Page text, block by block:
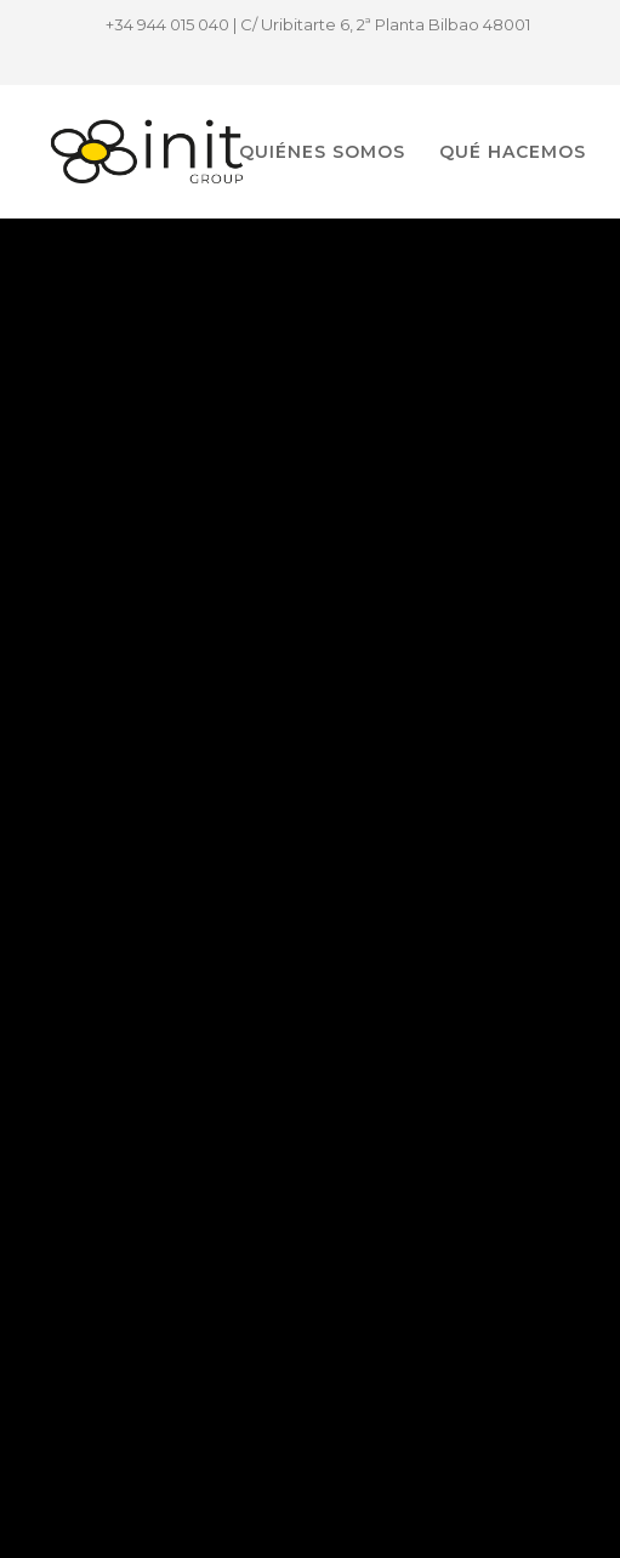
+34 944 015 040 | C/ Uribitarte 6, 2ª Planta Bilbao 48001
QUIÉNES SOMOS QUÉ HACEMOS